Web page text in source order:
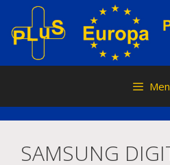
Inhalt
springen
SAMSUNG